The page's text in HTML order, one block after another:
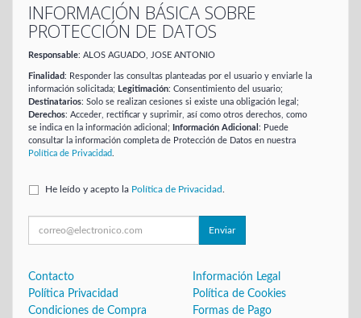
INFORMACIÓN BÁSICA SOBRE
PROTECCIÓN DE DATOS
Responsable: ALOS AGUADO, JOSE ANTONIO
Finalidad: Responder las consultas planteadas por el usuario y enviarle la
información solicitada; Legitimación: Consentimiento del usuario;
Destinatarios: Solo se realizan cesiones si existe una obligación legal;
Derechos: Acceder, rectificar y suprimir, así como otros derechos, como
se indica en la información adicional;
Información Adicional : Puede
consultar la información completa de Protección de Datos en nuestra
Política de Privacidad
He leído y acepto la Política de Privacidad
Enviar
Contacto
Información Legal
Política Privacidad
Política de Cookies
Condiciones de Compra
Formas de Pago